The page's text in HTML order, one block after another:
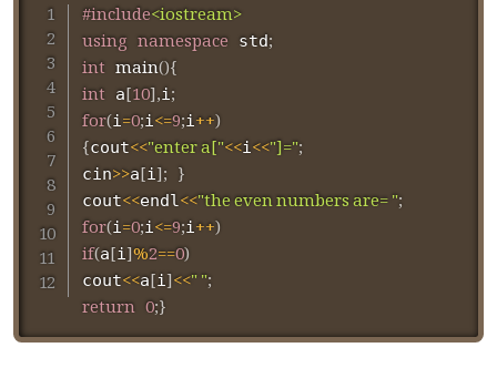
#include<iostream>
using namespace std;
int main(){
int a[10],i;
for(i=0;i<=9;i++)
{cout<<"enter a["<<i<<"]=";
cin>>a[i]; }
cout<<endl<<"the even numbers are= ";
for(i=0;i<=9;i++)
if(a[i]%2==0)
cout<<a[i]<<" ";
return 0;}